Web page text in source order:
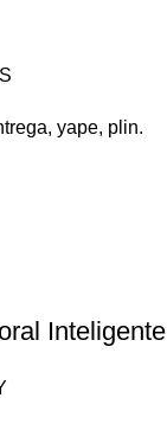
yape, plin.
Inteligente